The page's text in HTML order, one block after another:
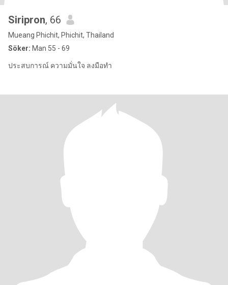
Siripron, 66
Mueang Phichit, Phichit, Thailand
Söker: Man 55 - 69
ประสบการณ์​ ความมั่นใจ​ ลงมือทำ